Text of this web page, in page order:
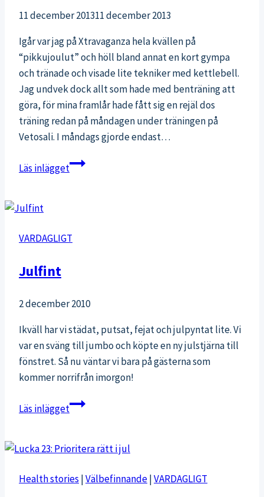
11 december 201311 december 2013
Igår var jag på Xtravaganza hela kvällen på
“pikkujoulut” och höll bland annat en kort gympa
och tränade och visade lite tekniker med kettlebell.
Jag undvek dock allt som hade med benträning att
göra, för mina framlår hade fått sig en rejäl dos
träning redan på måndagen under träningen på
Vetosali. I måndags gjorde endast…
Läs inläggetKämpa
VARDAGLIGT
Julfint
2 december 2010
Ikväll har vi städat, putsat, fejat och julpyntat lite. Vi
var en sväng till jumbo och köpte en ny julstjärna till
fönstret. Så nu väntar vi bara på gästerna som
kommer norrifrån imorgon!
Läs inläggetJulfint
Health stories |Välbefinnande|VARDAGLIGT